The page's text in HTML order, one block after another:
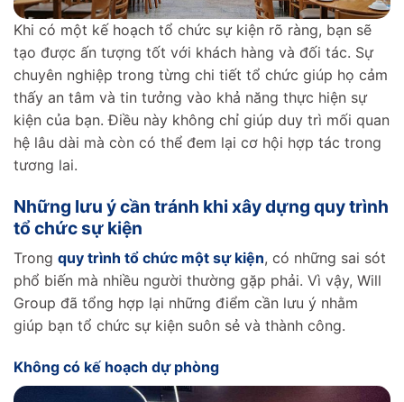
Khi có một kế hoạch tổ chức sự kiện rõ ràng, bạn sẽ
tạo được ấn tượng tốt với khách hàng và đối tác. Sự
chuyên nghiệp trong từng chi tiết tổ chức giúp họ cảm
thấy an tâm và tin tưởng vào khả năng thực hiện sự
kiện của bạn. Điều này không chỉ giúp duy trì mối quan
hệ lâu dài mà còn có thể đem lại cơ hội hợp tác trong
tương lai.
Những lưu ý cần tránh khi xây dựng quy trình
tổ chức sự kiện
Trong quy trình tổ chức một sự kiện, có những sai sót
phổ biến mà nhiều người thường gặp phải. Vì vậy, Will
Group đã tổng hợp lại những điểm cần lưu ý nhằm
giúp bạn tổ chức sự kiện suôn sẻ và thành công.
Không có kế hoạch dự phòng